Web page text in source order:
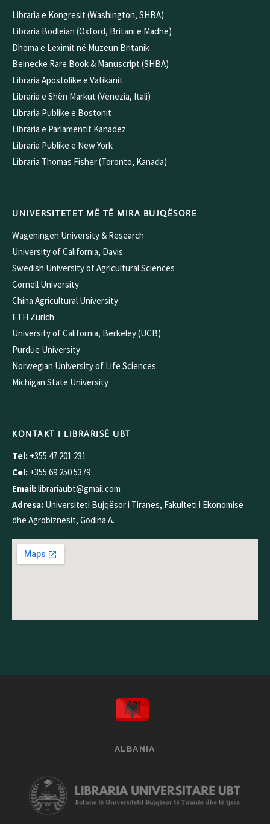
Libraria e Kongresit (Washington, SHBA)
Libraria Bodleian (Oxford, Britani e Madhe)
Dhoma e Leximit në Muzeun Britanik
Beinecke Rare Book & Manuscript (SHBA)
Libraria Apostolike e Vatikanit
Libraria e Shën Markut (Venezia, Itali)
Libraria Publike e Bostonit
Libraria e Parlamentit Kanadez
Libraria Publike e New York
Libraria Thomas Fisher (Toronto, Kanada)
UNIVERSITETET MË TË MIRA BUJQËSORE
Wageningen University & Research
University of California, Davis
Swedish University of Agricultural Sciences
Cornell University
China Agricultural University
ETH Zurich
University of California, Berkeley (UCB)
Purdue University
Norwegian University of Life Sciences
Michigan State University
KONTAKT I LIBRARISË UBT
Tel: +355 47 201 231
Cel: +355 69 250 5379
Email:librariaubt@gmail.com
Adresa: Universiteti Bujqësor i Tiranës, Fakulteti i Ekonomisë
dhe Agrobiznesit, Godina A.
ALBANIA